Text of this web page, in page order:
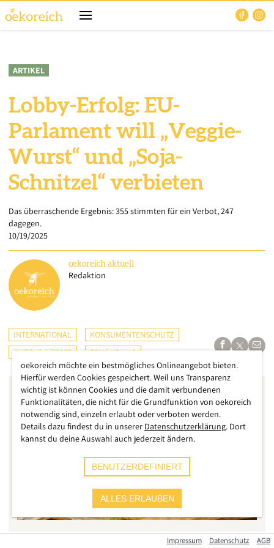
ARTIKEL
Lobby-Erfolg: EU-
Parlament will „Veggie-
Wurst“ und „Soja-
Schnitzel“ verbieten
Das überraschende Ergebnis: 355 stimmten für ein Verbot, 247
dagegen.
10/19/2025
oekoreich aktuell
Redaktion
INTERNATIONAL
KONSUMENTENSCHUTZ
CHECKS & TESTS
ERNÄHRUNG
Impressum Datenschutz AGB
oekoreich möchte ein bestmögliches Onlineangebot bieten.
Hierfür werden Cookies gespeichert. Weil uns Transparenz
wichtig ist können Cookies und die damit verbundenen
Funktionalitäten, die nicht für die Grundfunktion von oekoreich
notwendig sind, einzeln erlaubt oder verboten werden.
Details dazu findest du in unserer Datenschutzerklärung. Dort
kannst du deine Auswahl auch jederzeit ändern.
BENUTZERDEFINIERT
ALLES ERLAUBEN